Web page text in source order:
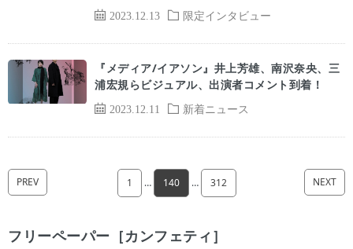
2023.12.13 限定インタビュー
2023.12.11 新着ニュース
『メディア/イアソン』井上芳雄、南沢奈央、三
浦宏規らビジュアル、出演者コメント到着！
PREV 1 … 140 … 312 NEXT
フリーペーパー［カンフェティ］